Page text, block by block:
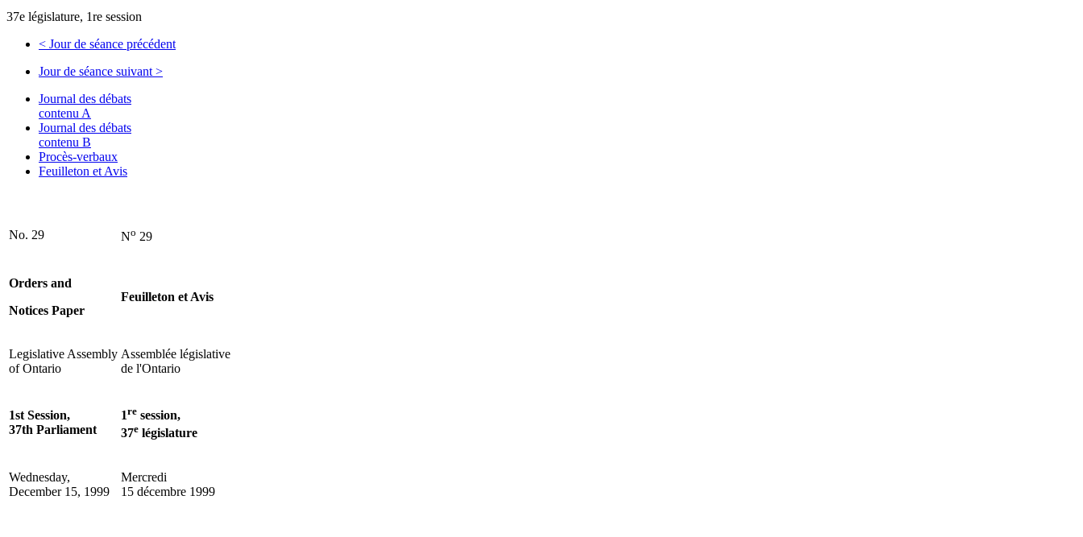
37e législature, 1re session
< Jour de séance précédent
Jour de séance suivant >
Journal des débats
contenu A
Journal des débats
contenu B
Procès-verbaux
Feuilleton et Avis
No. 29 No 29
Orders and
Notices Paper
Feuilleton et Avis
Legislative Assembly
of Ontario
Assemblée législative
de l'Ontario
1st Session,
37th Parliament
1re session,
37e législature
Wednesday,
December 15, 1999
Mercredi
15 décembre 1999